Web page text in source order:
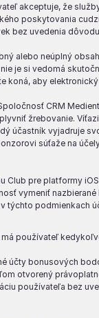
akceptuje, že
poskytovania
bez uvedenia
alebo neúplný
je si vedomá
koná, aby
CRM
žrebovanie.
účastník vyjadruje
súťaže na
pre platformy
vymeniť
podmienkach
používateľ
účty bonusových
otvorený
používateľa bez